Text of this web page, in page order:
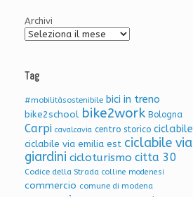
Archivi
Tag
#mobilitàsostenibile bici in treno
bike2school bike2work Bologna
Carpi cavalcavia centro storico ciclabile
ciclabile via emilia est ciclabile via
giardini cicloturismo citta 30
Codice della Strada colline modenesi
commercio comune di modena